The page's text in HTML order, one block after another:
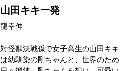
山田キキ一発
龍幸伸
対怪獣決戦係で女子高生の山田キキ
は幼馴染の剛ちゃんと、世界のため